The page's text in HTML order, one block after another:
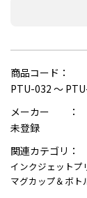
商品コード：
PTU-032 ～
メーカー ：
未登録
関連カテゴリ：
インクジェットプ
マグカップ＆ボト